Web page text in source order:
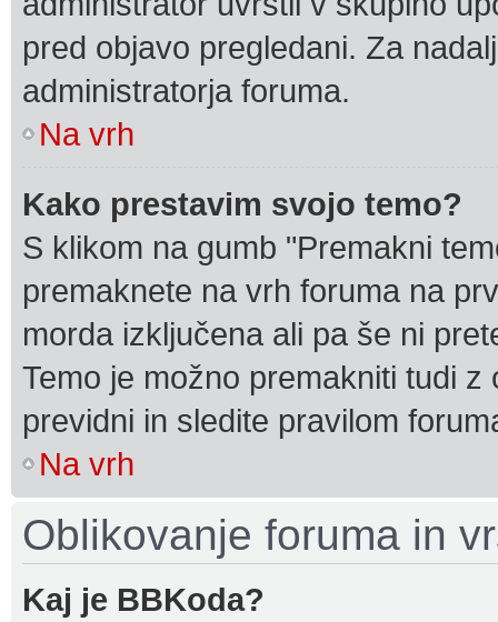
pred objavo pregledani. Za
administratorja foruma.
Na vrh
Kako prestavim svojo temo?
S klikom na gumb "Premakni
premaknete na vrh foruma na
morda izključena ali pa še ni
Temo je možno premakniti tudi
previdni in sledite pravilom
Na vrh
Oblikovanje foruma in
Kaj je BBKoda?